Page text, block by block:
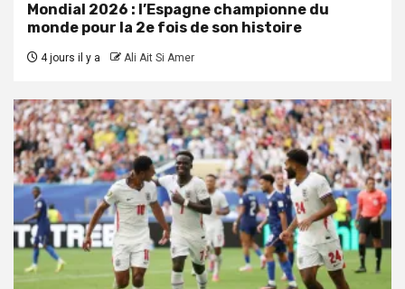
Mondial 2026 : l’Espagne championne du
monde pour la 2e fois de son histoire
4 jours il y a Ali Ait Si Amer